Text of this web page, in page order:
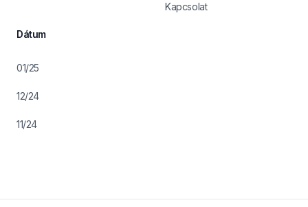
Dátum
01/25
12/24
11/24
Kapcsolat